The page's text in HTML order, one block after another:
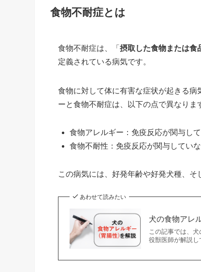
食物不耐症とは
食物不耐症は、「 摂取した食物または食
定義されている病気です。
食物に対して体に有害な症状が起きる病
ーと食物不耐症は、以下の点で異なりま
食物アレルギー：免疫反応が関与し
食物不耐性：免疫反応が関与してい
この病気には、好発年齢や好発犬種、そ
あわせて読みたい
犬の食物アレ
この記事では、
役獣医師が解説し